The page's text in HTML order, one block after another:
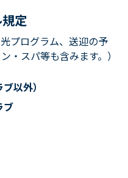
定
プログラム、送迎の予
・スパ等も含みます。）
以外）
ブ